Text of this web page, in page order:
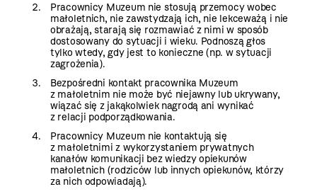
Pracownicy Muzeum nie stosują przemocy wobec
małoletnich, nie zawstydzają ich, nie lekceważą i nie
obrażają, starają się rozmawiać z nimi w sposób
dostosowany do sytuacji i wieku. Podnoszą głos
tylko wtedy, gdy jest to konieczne (np. w sytuacji
zagrożenia).
Bezpośredni kontakt pracownika Muzeum
z małoletnim nie może być niejawny lub ukrywany,
wiązać się z jakąkolwiek nagrodą ani wynikać
z relacji podporządkowania.
Pracownicy Muzeum nie kontaktują się
z małoletnimi z wykorzystaniem prywatnych
kanałów komunikacji bez wiedzy opiekunów
małoletnich (rodziców lub innych opiekunów, którzy
za nich odpowiadają).